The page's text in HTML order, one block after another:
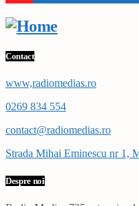
Contact
www,radiomedias.ro
0269 834 554
contact@radiomedias.ro
Strada Mihai Eminescu nr 1,
Despre noi